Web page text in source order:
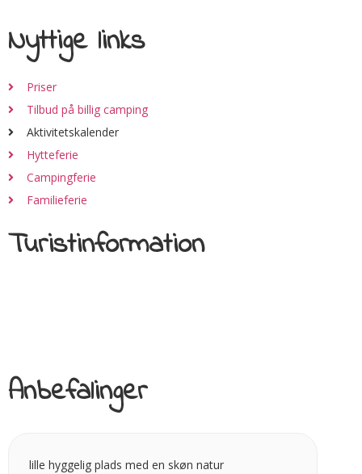
Nyttige links
Priser
Tilbud på billig camping
Aktivitetskalender
Hytteferie
Campingferie
Familieferie
Turistinformation
Anbefalinger
lille hyggelig plads med en skøn natur